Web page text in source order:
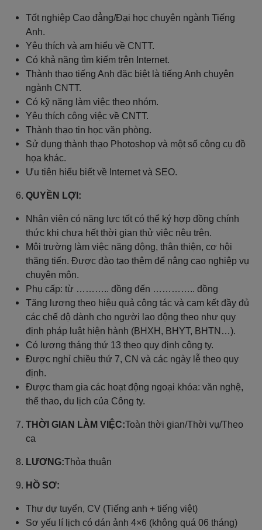
Tốt nghiệp Cao đẳng/Đại học chuyên ngành Tiếng
Anh.
Yêu thích và am hiểu về CNTT.
Có khả năng tìm kiếm trên Internet.
Thành thạo tiếng Anh đặc biệt là tiếng Anh chuyên
ngành CNTT.
Có kỹ năng làm việc theo nhóm.
Yêu thích công việc về CNTT.
Thành thạo tin học văn phòng.
Sử dụng thành thạo Photoshop và một số công cụ đồ
họa khác.
Ưu tiên hiểu biết về Internet và SEO.
QUYỀN LỢI:
Nhân viên có năng lực tốt có thể ký hợp đồng chính
thức khi chưa hết thời gian thử việc nêu trên.
Môi trường làm việc năng động, thân thiện, cơ hội
thăng tiến. Được đào tạo thêm để nâng cao nghiệp vụ
chuyên môn.
Phụ cấp: từ ……….. đồng đến ………….. đồng
Tăng lương theo hiệu quả công tác và cam kết đầy đủ
các chế độ dành cho người lao động theo như quy
định pháp luật hiện hành (BHXH, BHYT, BHTN…).
Có lương tháng thứ 13 theo quy định công ty.
Được nghỉ chiều thứ 7, CN và các ngày lễ theo quy
định.
Được tham gia các hoạt động ngoại khóa: văn nghệ,
thể thao, du lịch của Công ty.
THỜI GIAN LÀM VIỆC:Toàn thời gian/Thời vụ/Theo
ca
LƯƠNG:Thỏa thuận
HỒ SƠ:
Thư dự tuyển, CV (Tiếng anh + tiếng việt)
Sơ yếu lí lịch có dán ảnh 4×6 (không quá 06 tháng)